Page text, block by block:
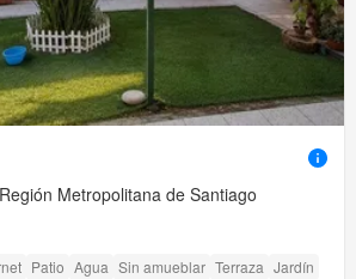
Metropolitana de Santiago
Patio Agua Sin amueblar Terraza Jardín